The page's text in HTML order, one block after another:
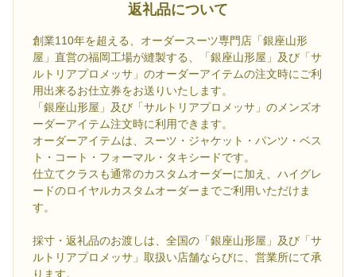
返礼品について
創業110年を超える、オーダースーツ専門店「銀座山形
屋」直営の福岡工場が縫製する、「銀座山形屋」及び「サ
ルトリアプロメッサ」のオーダーアイテムの注文時にご利
用出来るお仕立券をお送りいたします。
「銀座山形屋」及び「サルトリアプロメッサ」のメンズオ
ーダーアイテム注文時に利用できます。
オーダーアイテムは、スーツ・ジャケット・パンツ・ベス
ト・コート・フォーマル・タキシードです。
仕立てクラスも通常のカスタムオーダーに加え、ハイグレ
ードのロイヤルカスタムオーダーまでご利用いただけま
す。
採寸・返礼品のお渡しは、全国の「銀座山形屋」及び「サ
ルトリアプロメッサ」取扱い店舗ならびに、営業所にて承
ります。